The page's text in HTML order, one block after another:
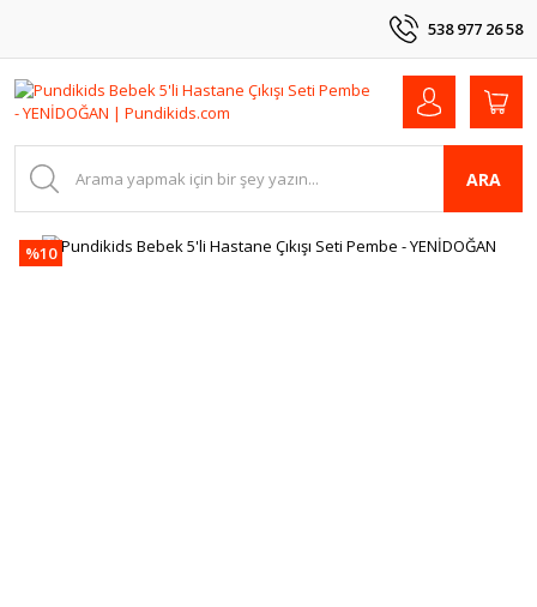
538 977 26 58
ARA
%10